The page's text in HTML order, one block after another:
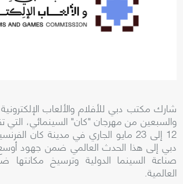
شارك مكتب دبي للأفلام والألعاب
والسبعين من مهرجان "كان" السينمائي، التي
12 إلى 23 مايو الجاري في مدينة كان
دبي إلى هذا الحدث العالمي ضمن جهود أوسع
صناعة السينما الدولية وترسيخ مكانتها
العالمية.